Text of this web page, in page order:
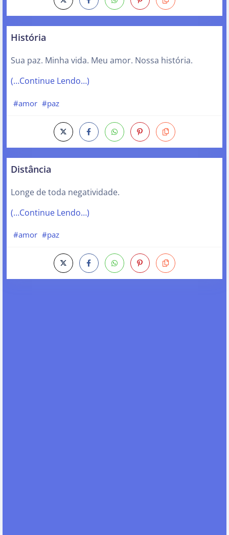
História
Sua paz. Minha vida. Meu amor. Nossa história.
(…Continue Lendo…)
#amor #paz
Distância
Longe de toda negatividade.
(…Continue Lendo…)
#amor #paz